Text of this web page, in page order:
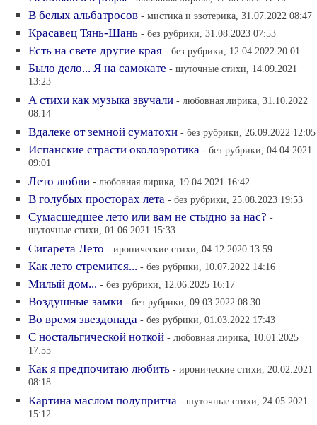
В белых альбатросов - мистика и эзотерика, 31.07.2022 08:47
Красавец Тянь-Шань - без рубрики, 31.08.2023 07:53
Есть на свете другие края - без рубрики, 12.04.2022 20:01
Было дело... Я на самокате - шуточные стихи, 14.09.2021
13:23
А стихи как музыка звучали - любовная лирика, 31.10.2022
08:14
Вдалеке от земной суматохи - без рубрики, 26.09.2022 12:05
Испанские страсти околоэротика - без рубрики, 04.04.2021
09:01
Лето любви - любовная лирика, 19.04.2021 16:42
В голубых просторах лета - без рубрики, 25.08.2023 19:53
Сумасшедшее лето или вам не стыдно за нас? -
шуточные стихи, 01.06.2021 15:33
Сигарета Лето - иронические стихи, 04.12.2020 13:59
Как лето стремится... - без рубрики, 10.07.2022 14:16
Милый дом... - без рубрики, 12.06.2025 16:17
Воздушные замки - без рубрики, 09.03.2022 08:30
Во время звездопада - без рубрики, 01.03.2022 17:43
С ностальгической ноткой - любовная лирика, 10.01.2025
17:55
Как я предпочитаю любить - иронические стихи, 20.02.2021
08:18
Картина маслом полупритча - шуточные стихи, 24.05.2021
15:12